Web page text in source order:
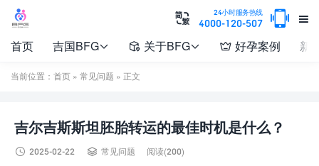

24小时服务热线
4000-120-507 

首页 吉国BFG  关于BFG  好孕案例 新
当前位置： 首页 » 常见问题 » 正文
吉尔吉斯斯坦胚胎转运的最佳时机是什么？
 2025-02-22  常见问题 阅读(200)